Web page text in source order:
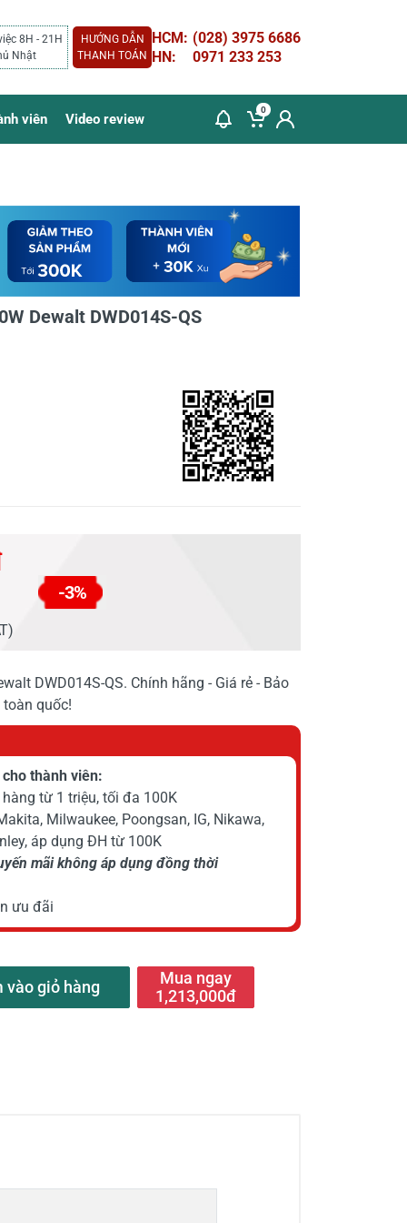
8H - 21H
Nhật
HƯỚNG DẪN
THANH TOÁN
HCM: (028) 3975 6686
HN:
0971 233 253
viên Video review
0
Dewalt DWD014S-QS
-3%
DWD014S-QS. Chính hãng - Giá rẻ - Bảo
quốc!
thành viên:
từ 1 triệu, tối đa 100K
Milwaukee, Poongsan, IG, Nikawa,
áp dụng ĐH từ 100K
mãi không áp dụng đồng thời
ưu đãi
vào giỏ hàng
Mua ngay
1,213,000đ